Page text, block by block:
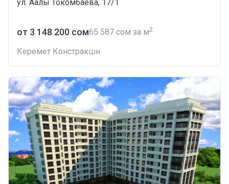
ул. Аалы Токомбаева, 17/1
от ‍3 148 200 сом‍65 587 сом за м2
Керемет Констракшн